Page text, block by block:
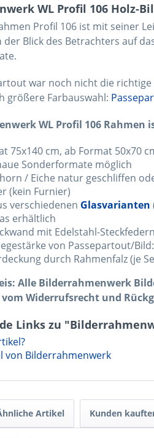
WL Profil 106 Holz-
Profil 106 ist mit seiner
Blick des Betrachters auf
war noch nicht die richtige
größere Farbauswahl:
WL Profil 106 Rahmen
75x140 cm, ab Format 50x70
Sonderformate möglich
/ Eiche natur geschliffen
(kein Furnier)
verschiedenen Glasvarianten
erhältlich
mit Edelstahl-
von Passepartout/
durch Rahmenfalz (je
Alle Bilderrahmenwerk
Widerrufsrecht und
Links zu
von Bilderrahmenwerk
Artikel Kunden